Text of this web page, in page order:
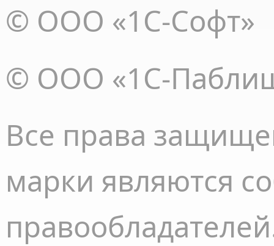
© ООО «1С-Софт»
© ООО «1С-
Все права
марки являются